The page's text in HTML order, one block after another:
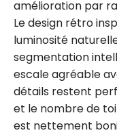
amélioration par
Le design rétro
luminosité
segmentation
escale agréable
détails restent
et le nombre de
est nettement